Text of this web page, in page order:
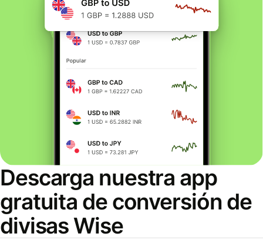
Descarga nuestra app
gratuita de conversión de
divisas Wise